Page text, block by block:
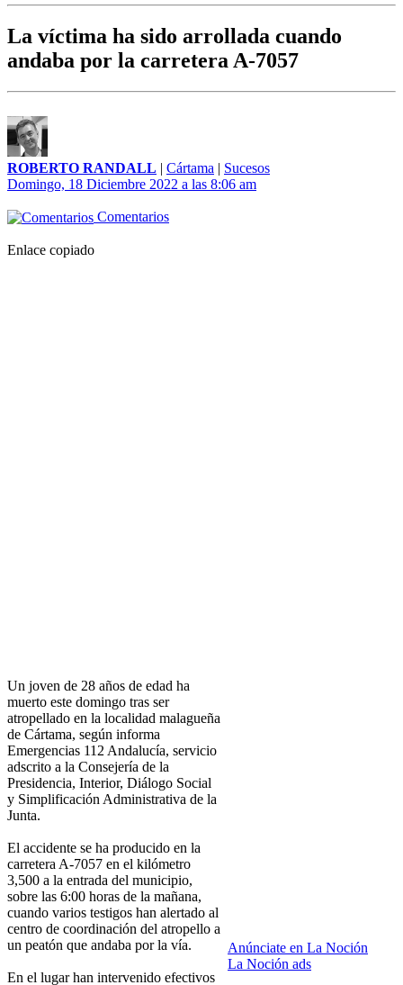
La víctima ha sido arrollada cuando
andaba por la carretera A-7057
ROBERTO RANDALL | Cártama | Sucesos
Domingo, 18 Diciembre 2022 a las 8:06 am
Comentarios
Enlace copiado
Anúnciate en La Noción
La Noción ads
Un joven de 28 años de edad ha
muerto este domingo tras ser
atropellado en la localidad malagueña
de Cártama, según informa
Emergencias 112 Andalucía, servicio
adscrito a la Consejería de la
Presidencia, Interior, Diálogo Social
y Simplificación Administrativa de la
Junta.
El accidente se ha producido en la
carretera A-7057 en el kilómetro
3,500 a la entrada del municipio,
sobre las 6:00 horas de la mañana,
cuando varios testigos han alertado al
centro de coordinación del atropello a
un peatón que andaba por la vía.
En el lugar han intervenido efectivos